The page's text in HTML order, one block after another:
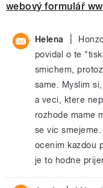
webový formulář
Helena
povidal o te
smichem,
same. Myslim
a veci, ktere
rozhode mame
se vic
ocenim kazdou
je to hodne